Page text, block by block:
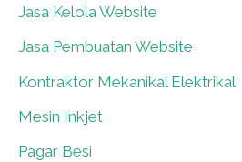
Jasa Kelola Website
Jasa Pembuatan Website
Kontraktor Mekanikal Elektrikal
Mesin Inkjet
Pagar Besi